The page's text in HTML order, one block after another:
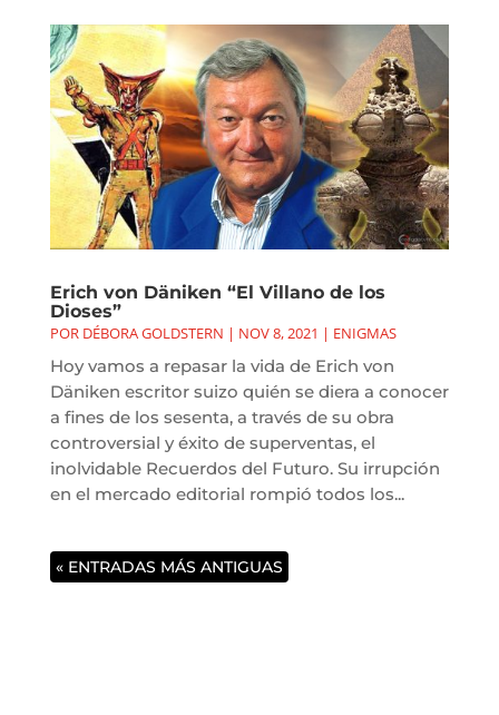
Erich von Däniken “El Villano de los
Dioses”
POR DÉBORA GOLDSTERN | NOV 8, 2021 | ENIGMAS
Hoy vamos a repasar la vida de Erich von
Däniken escritor suizo quién se diera a conocer
a fines de los sesenta, a través de su obra
controversial y éxito de superventas, el
inolvidable Recuerdos del Futuro. Su irrupción
en el mercado editorial rompió todos los...
« ENTRADAS MÁS ANTIGUAS